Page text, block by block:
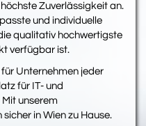
Zuverlässigkeit an.
und individuelle
qualitativ hochwertigste
verfügbar ist.
Unternehmen jeder
für IT- und
unserem
in Wien zu Hause.